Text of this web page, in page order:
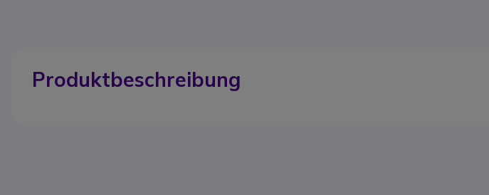
Produktbeschreibung